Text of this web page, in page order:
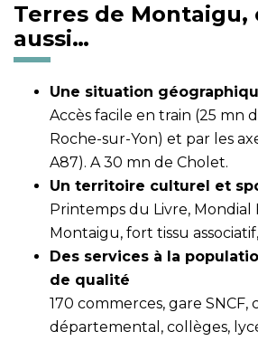
Terres de Montaigu,
aussi…
Une situation
Accès facile en train (25 mn
Roche-sur-Yon) et par les
A87). A 30 mn de Cholet.
Un territoire culturel et
Printemps du Livre, Mondial
Montaigu, fort tissu
Des services à la
de qualité
170 commerces, gare
départemental, collèges,